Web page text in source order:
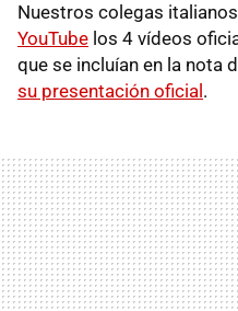
Nuestros colegas
YouTube los 4 vídeos
que se incluían en la nota
su presentación oficial .